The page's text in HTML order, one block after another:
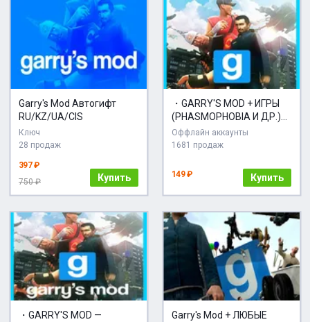
Garry's Mod Автогифт
RU/KZ/UA/CIS
Ключ
28 продаж
397 ₽
750 ₽
Купить
・GARRY'S MOD + ИГРЫ
(PHASMOPHOBIA И ДР.)・
STEAM・
Оффлайн аккаунты
1681 продаж
149 ₽ Купить
・GARRY'S MOD —
Garry's Mod + ЛЮБЫЕ